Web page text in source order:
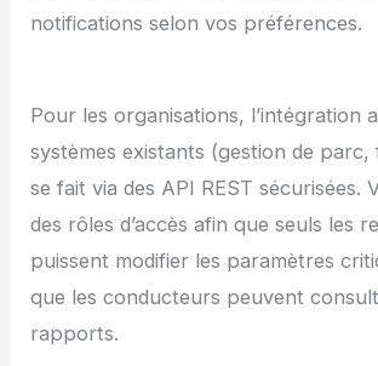
notifications selon vos préférences.
Pour les organisations, l’intégration
systèmes existants (gestion de
se fait via des API REST sécurisées.
des rôles d’accès afin que seuls les
puissent modifier les paramètres
que les conducteurs peuvent
rapports.